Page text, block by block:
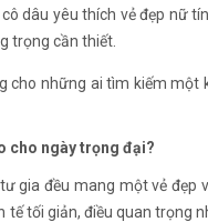
cô dâu yêu thích vẻ đẹp nữ
trọng cần thiết.
cho những ai tìm kiếm một
cho ngày trọng đại?
gia đều mang một vẻ đẹp
tế tối giản, điều quan trọng